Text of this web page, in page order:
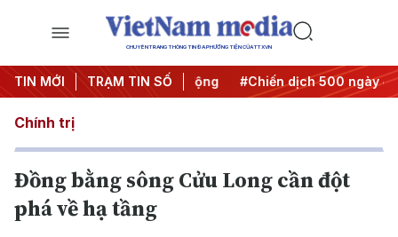
CHUYÊN TRANG THÔNG TIN ĐA PHƯƠNG TIỆN CỦA TTXVN
TIN MỚI TRẠM TIN SỐ
Nghị quyết thành hành động #Chiến dịch 500 ngày đêm
Chính trị
Đồng bằng sông Cửu Long cần đột
phá về hạ tầng